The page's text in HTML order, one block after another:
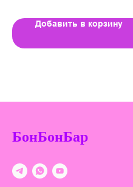
Добавить в корзину
БонБонБар